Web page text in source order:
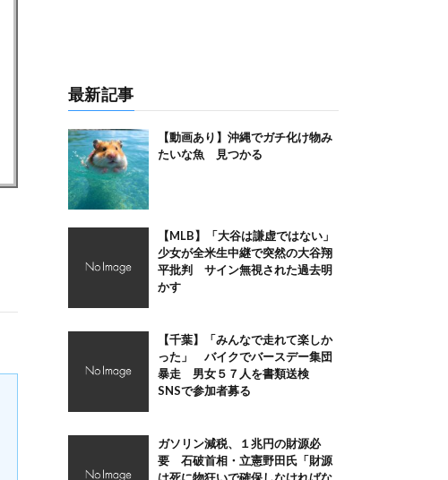
最新記事
【動画あり】沖縄でガチ化け物み
たいな魚 見つかる
【MLB】「大谷は謙虚ではない」
少女が全米生中継で突然の大谷翔
平批判 サイン無視された過去明
かす
【千葉】「みんなで走れて楽しか
った」 バイクでバースデー集団
暴走 男女５７人を書類送検
SNSで参加者募る
ガソリン減税、１兆円の財源必
要 石破首相・立憲野田氏「財源